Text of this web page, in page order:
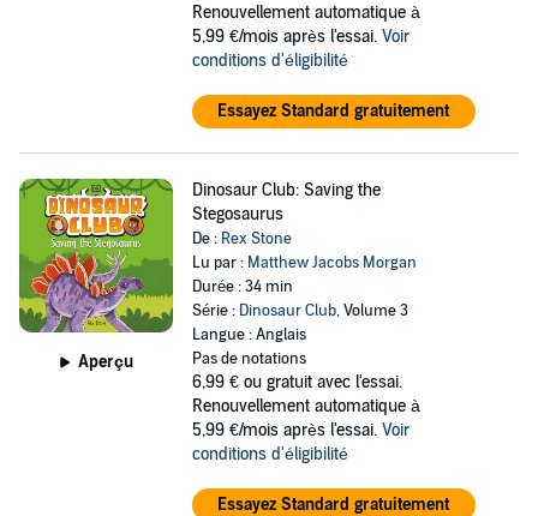
Renouvellement automatique à
5,99 €/mois après l'essai. Voir
conditions d'éligibilité
Essayez Standard gratuitement
Aperçu
Dinosaur Club: Saving the
Stegosaurus
De : Rex Stone
Lu par : Matthew Jacobs Morgan
Durée : 34 min
Série : Dinosaur Club, Volume 3
Langue : Anglais
Pas de notations
6,99 € ou gratuit avec l'essai.
Renouvellement automatique à
5,99 €/mois après l'essai. Voir
conditions d'éligibilité
Essayez Standard gratuitement